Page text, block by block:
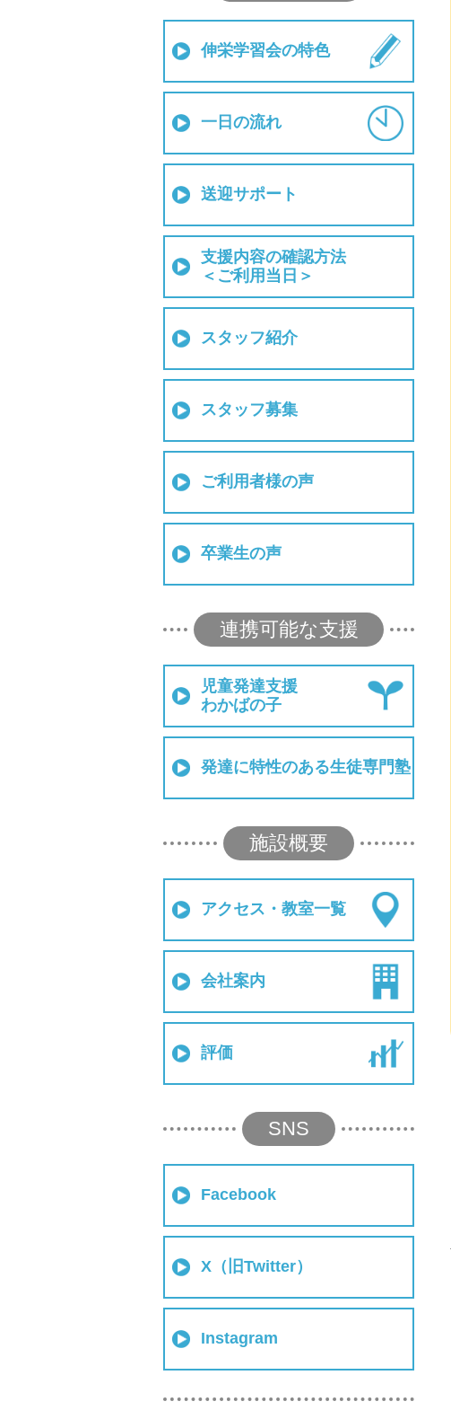
伸栄学習会の特色
一日の流れ
送迎サポート
支援内容の確認方法
＜ご利用当日＞
スタッフ紹介
スタッフ募集
ご利用者様の声
卒業生の声
連携可能な支援
児童発達支援
わかばの子
発達に特性のある生徒専門塾
施設概要
アクセス・教室一覧
会社案内
評価
SNS
Facebook
X（旧Twitter）
Instagram